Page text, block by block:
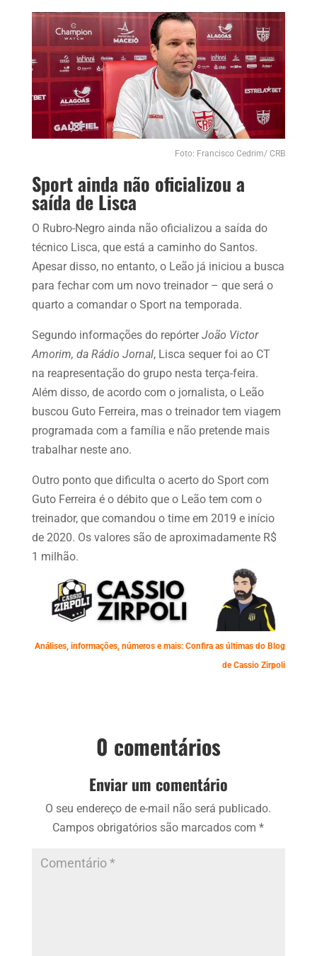
Foto: Francisco Cedrim/ CRB
Sport ainda não oficializou a
saída de Lisca
O Rubro-Negro ainda não oficializou a saída do
técnico Lisca, que está a caminho do Santos.
Apesar disso, no entanto, o Leão já iniciou a busca
para fechar com um novo treinador – que será o
quarto a comandar o Sport na temporada.
Segundo informações do repórterJoão Victor
Amorim, da Rádio Jornal, Lisca sequer foi ao CT
na reapresentação do grupo nesta terça-feira.
Além disso, de acordo com o jornalista, o Leão
buscou Guto Ferreira, mas o treinador tem viagem
programada com a família e não pretende mais
trabalhar neste ano.
Outro ponto que dificulta o acerto do Sport com
Guto Ferreira é o débito que o Leão tem com o
treinador, que comandou o time em 2019 e início
de 2020. Os valores são de aproximadamente R$
1 milhão.
Análises, informações, números e mais: Confira as últimas do Blog
de Cassio Zirpoli
0 comentários
Enviar um comentário
O seu endereço de e-mail não será publicado.
Campos obrigatórios são marcados com*